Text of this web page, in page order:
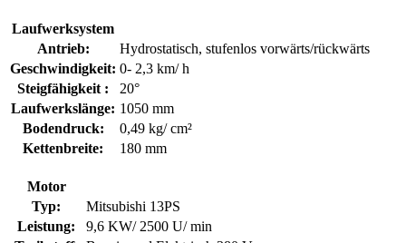
Laufwerksystem
Antrieb:
Hydrostatisch, stufenlos vorwärts/rückwärts
Geschwindigkeit: 0- 2,3 km/ h
Steigfähigkeit :
20°
Laufwerkslänge: 1050 mm
Bodendruck:
0,49 kg/ cm²
Kettenbreite:
180 mm
Motor
Typ:
Mitsubishi 13PS
Leistung:
9,6 KW/ 2500 U/ min